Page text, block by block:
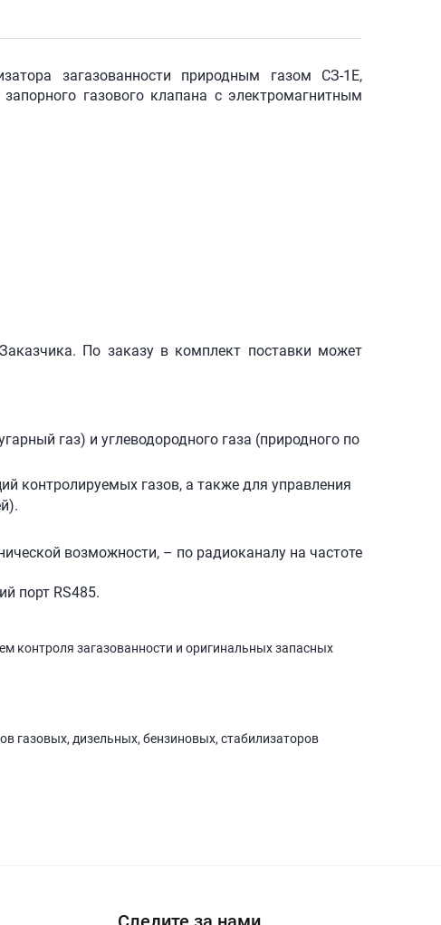
загазованности природным газом СЗ-1Е,
газового клапана с электромагнитным
По заказу в комплект поставки может
газ) и углеводородного газа (природного по
контролируемых газов, а также для управления
возможности, – по радиоканалу на частоте
порт RS485.
контроля загазованности и оригинальных запасных
газовых, дизельных, бензиновых, стабилизаторов